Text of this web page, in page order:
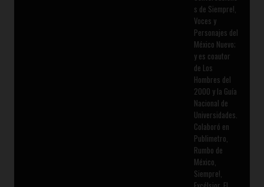
s de Siempre!,
Voces y
Personajes del
México Nuevo;
y es coautor
de Los
Hombres del
2000 y la Guía
Nacional de
Universidades.
Colaboró en
Publimetro,
Rumbo de
México,
Siempre!,